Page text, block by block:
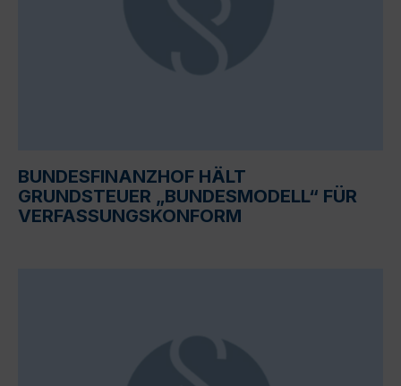
BUNDESFINANZHOF HÄLT
GRUNDSTEUER „BUNDESMODELL“ FÜR
VERFASSUNGSKONFORM